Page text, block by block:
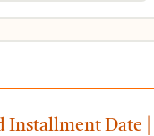
Installment Date |